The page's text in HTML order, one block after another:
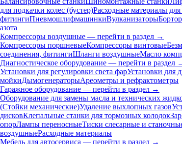
для подкачки колес (бустер)Расходные материалы
фитингиПневмошлифмашинкиВулканизаторы
азота
Компрессоры воздушные — перейти в раздел →
Компрессоры поршневыеКомпрессоры винтовые
соединения, фитингиШланги воздушныеМасло
Диагностическое оборудование — перейти в раздел
Установки для регулировки света фарУстановки для
мойкиДымогенераторыАреометры и рефрактометры
Гаражное оборудование — перейти в раздел →
Оборудование для замены масла и технических
(Стойки механические)Удаление выхлопных газов
дисковКлепальные станки для тормозных колодок
опорЛампы переносныеТиски слесарные и
воздушныеРасходные материалы
Мебель для автосервиса — перейти в раздел →